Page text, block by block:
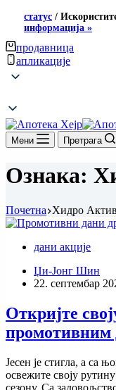
статус /
информација »
продавница
апликације
Мени Претрага
Ознака:
Почетна Хидро Актив
дани акције
Џи-Јонг Шин
22. септембар
Откријте
промотивним
Јесен је стигла, а са
освежите своју
сезону. Са